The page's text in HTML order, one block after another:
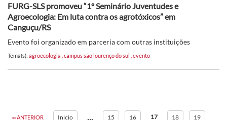
FURG-SLS promoveu “1º Seminário Juventudes e
Agroecologia: Em luta contra os agrotóxicos” em
Canguçu/RS
Evento foi organizado em parceria com outras instituições
Tema(s): agroecologia campus são lourenço do sul evento
ANTERIOR Inicio ... 15 16 17 18 19